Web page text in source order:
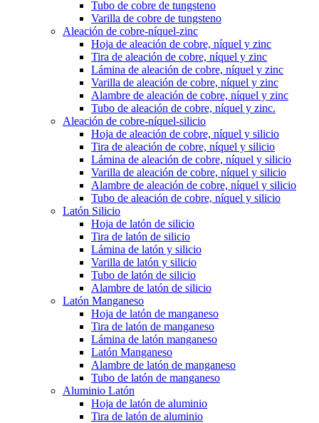
Tubo de cobre de tungsteno
Varilla de cobre de tungsteno
Aleación de cobre-níquel-zinc
Hoja de aleación de cobre, níquel y zinc
Tira de aleación de cobre, níquel y zinc
Lámina de aleación de cobre, níquel y zinc
Varilla de aleación de cobre, níquel y zinc
Alambre de aleación de cobre, níquel y zinc
Tubo de aleación de cobre, níquel y zinc.
Aleación de cobre-níquel-silicio
Hoja de aleación de cobre, níquel y silicio
Tira de aleación de cobre, níquel y silicio
Lámina de aleación de cobre, níquel y silicio
Varilla de aleación de cobre, níquel y silicio
Alambre de aleación de cobre, níquel y silicio
Tubo de aleación de cobre, níquel y silicio
Latón Silicio
Hoja de latón de silicio
Tira de latón de silicio
Lámina de latón y silicio
Varilla de latón y silicio
Tubo de latón de silicio
Alambre de latón de silicio
Latón Manganeso
Hoja de latón de manganeso
Tira de latón de manganeso
Lámina de latón manganeso
Latón Manganeso
Alambre de latón de manganeso
Tubo de latón de manganeso
Aluminio Latón
Hoja de latón de aluminio
Tira de latón de aluminio